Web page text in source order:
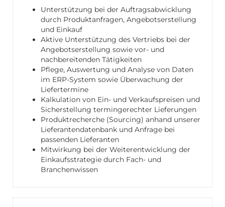
Unterstützung bei der Auftragsabwicklung
durch Produktanfragen, Angebotserstellung
und Einkauf
Aktive Unterstützung des Vertriebs bei der
Angebotserstellung sowie vor- und
nachbereitenden Tätigkeiten
Pflege, Auswertung und Analyse von Daten
im ERP-System sowie Überwachung der
Liefertermine
Kalkulation von Ein- und Verkaufspreisen und
Sicherstellung termingerechter Lieferungen
Produktrecherche (Sourcing) anhand unserer
Lieferantendatenbank und Anfrage bei
passenden Lieferanten
Mitwirkung bei der Weiterentwicklung der
Einkaufsstrategie durch Fach- und
Branchenwissen